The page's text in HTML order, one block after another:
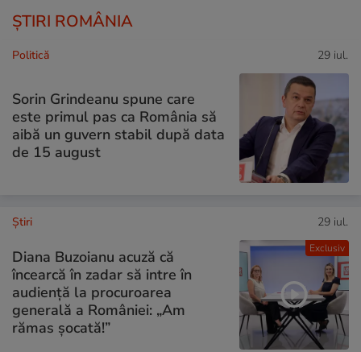
ȘTIRI ROMÂNIA
Politică 29 iul.
Sorin Grindeanu spune care
este primul pas ca România să
aibă un guvern stabil după data
de 15 august
Exclusiv
Ştiri 29 iul.
Diana Buzoianu acuză că
încearcă în zadar să intre în
audiență la procuroarea
generală a României: „Am
rămas șocată!”